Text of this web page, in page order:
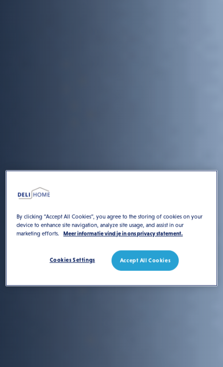
By clicking “Accept All Cookies”, you agree to the storing of cookies on your
device to enhance site navigation, analyze site usage, and assist in our
marketing efforts.
Meer informatie vind je in ons privacy statement.
Accept All Cookies
Cookies Settings